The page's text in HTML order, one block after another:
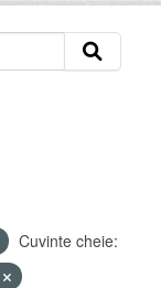
Cuvinte cheie: